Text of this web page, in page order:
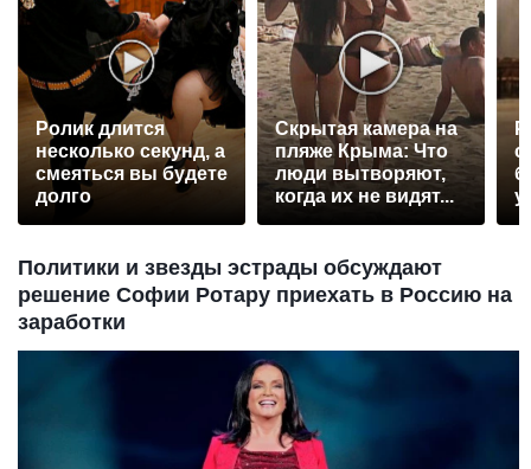
Ролик длится
несколько секунд, а
смеяться вы будете
долго
Скрытая камера на
пляже Крыма: Что
люди вытворяют,
когда их не видят...
Политики и звезды эстрады обсуждают
решение Софии Ротару приехать в Россию на
заработки